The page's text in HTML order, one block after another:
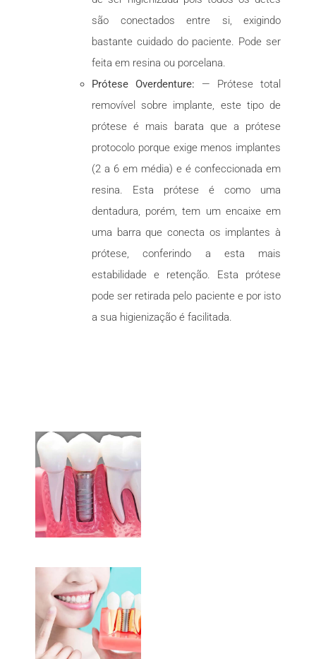
são conectados entre si, exigindo
bastante cuidado do paciente. Pode ser
feita em resina ou porcelana.
Prótese Overdenture: — Prótese total
removível sobre implante, este tipo de
prótese é mais barata que a prótese
protocolo porque exige menos implantes
(2 a 6 em média) e é confeccionada em
resina. Esta prótese é como uma
dentadura, porém, tem um encaixe em
uma barra que conecta os implantes à
prótese, conferindo a esta mais
estabilidade e retenção. Esta prótese
pode ser retirada pelo paciente e por isto
a sua higienização é facilitada.